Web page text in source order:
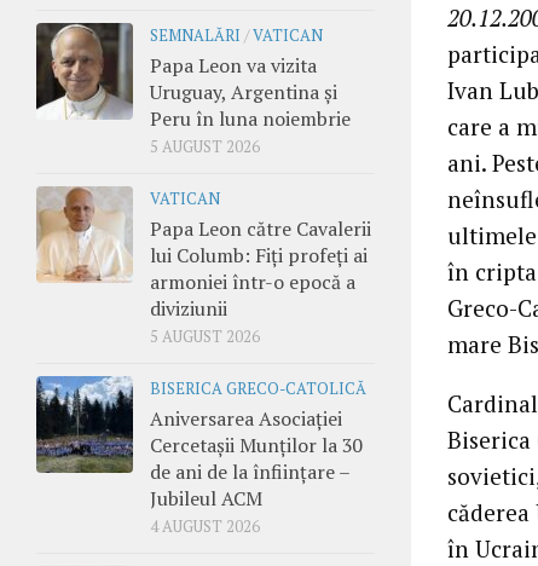
Ivan
care a
ani.
în cripta
Greco-
mare
în
SEMNALĂRI /VATICAN
Papa Leon va vizita
Uruguay, Argentina și
Peru în luna noiembrie
5 AUGUST 2026
VATICAN
Papa Leon către Cavalerii
lui Columb: Fiți profeți ai
armoniei într-o epocă a
diviziunii
5 AUGUST 2026
BISERICA GRECO-CATOLICĂ
Aniversarea Asociației
Cercetașii Munților la 30
de ani de la înființare –
Jubileul ACM
4 AUGUST 2026